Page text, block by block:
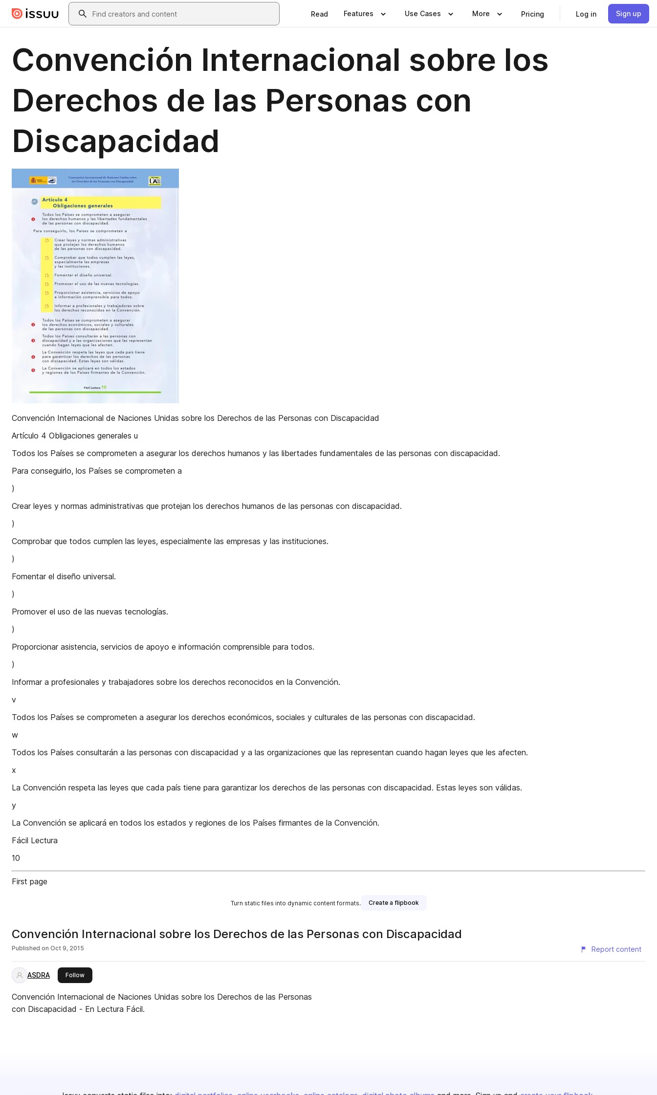
Skip to main contentSearch
Read Features Use Cases More Pricing Log in Sign up
Convención Internacional sobre los
Derechos de las Personas con
Discapacidad
Convención Internacional de Naciones Unidas sobre los Derechos de las Personas con Discapacidad
Artículo 4 Obligaciones generales u
Todos los Países se comprometen a asegurar los derechos humanos y las libertades fundamentales de las personas con discapacidad.
Para conseguirlo, los Países se comprometen a
)
Crear leyes y normas administrativas que protejan los derechos humanos de las personas con discapacidad.
)
Comprobar que todos cumplen las leyes, especialmente las empresas y las instituciones.
)
Fomentar el diseño universal.
)
Promover el uso de las nuevas tecnologías.
)
Proporcionar asistencia, servicios de apoyo e información comprensible para todos.
)
Informar a profesionales y trabajadores sobre los derechos reconocidos en la Convención.
v
Todos los Países se comprometen a asegurar los derechos económicos, sociales y culturales de las personas con discapacidad.
w
Todos los Países consultarán a las personas con discapacidad y a las organizaciones que las representan cuando hagan leyes que les afecten.
x
La Convención respeta las leyes que cada país tiene para garantizar los derechos de las personas con discapacidad. Estas leyes son válidas.
y
La Convención se aplicará en todos los estados y regiones de los Países firmantes de la Convención.
Fácil Lectura
10
First page
Turn static files into dynamic content formats. Create a flipbook
Convención Internacional sobre los Derechos de las Personas con Discapacidad
Published on Oct 9, 2015 Report content
ASDRA Followthis publisher
Convención Internacional de Naciones Unidas sobre los Derechos de las Personas
con Discapacidad - En Lectura Fácil.